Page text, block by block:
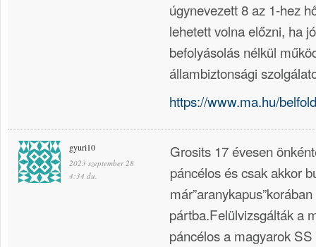
úgynevezett 8 az 1-hez
lehetett volna előzni, ha
befolyásolás nélkül
állambiztonsági
https://www.ma.hu/
gyuri10
2023 szeptember 28
4:34 du.
Grosits 17 évesen
páncélos és csak akkor
pártba.Felülvizsgálták a
páncélos a magyarok